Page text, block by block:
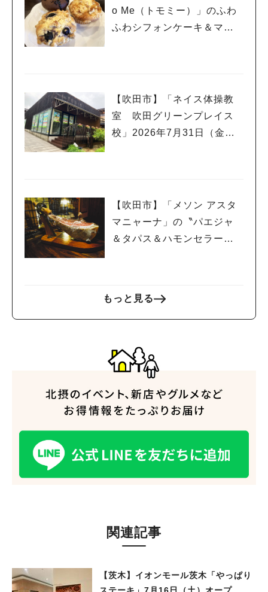
o Me（トモミー）」のふわ
ふわシフォンケーキ＆マフ
【吹田市】「ネイス体操教
室 吹田グリーンプレイス
校」2026年7月31日（金）
【吹田市】「メソン アスタ
マニャーナ」の〝パエジャ
＆タパス＆ハモンセラー
もっと見る
関連記事
【茨木】イオンモール茨木「やっぱり